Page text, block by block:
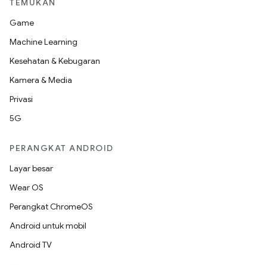
TEMUKAN
Game
Machine Learning
Kesehatan & Kebugaran
Kamera & Media
Privasi
5G
PERANGKAT ANDROID
Layar besar
Wear OS
Perangkat ChromeOS
Android untuk mobil
Android TV